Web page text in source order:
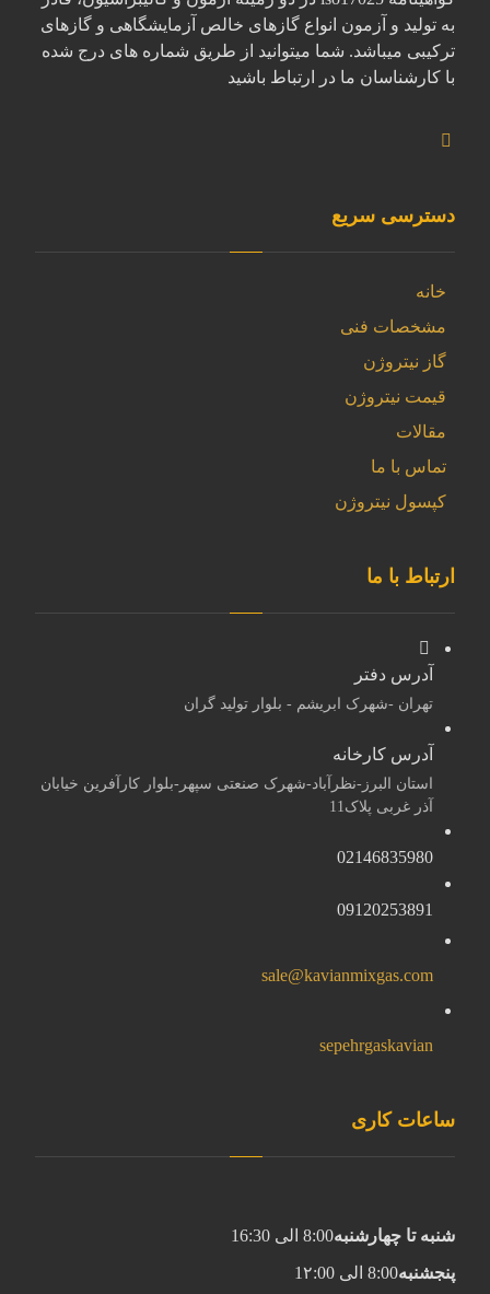
به تولید و آزمون انواع گازهای خالص آزمایشگاهی و گازهای
ترکیبی میباشد. شما میتوانید از طریق شماره های درج شده
با کارشناسان ما در ارتباط باشید
دسترسی سریع
خانه
مشخصات فنی
گاز نیتروژن
قیمت نیتروژن
مقالات
تماس با ما
کپسول نیتروژن
ارتباط با ما
آدرس دفتر
تهران -شهرک ابریشم - بلوار تولید گران
آدرس کارخانه
استان البرز-نظرآباد-شهرک صنعتی سپهر-بلوار کارآفرین خیابان
آذر غربی پلاک11
02146835980
09120253891
sale@kavianmixgas.com
sepehrgaskavian
ساعات کاری
شنبه تا چهارشنبه8:00 الی 16:30
پنجشنبه8:00 الی 1۲:00